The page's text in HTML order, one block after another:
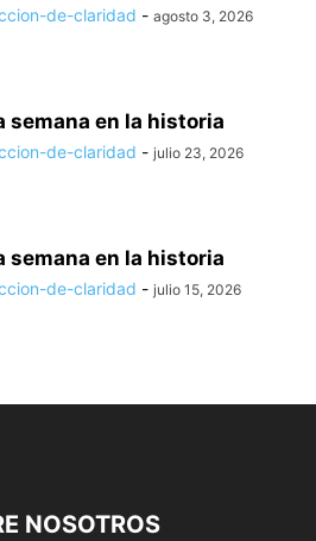
de-claridad - agosto 3, 2026
semana en la historia
de-claridad - julio 23, 2026
semana en la historia
de-claridad - julio 15, 2026
NOSOTROS